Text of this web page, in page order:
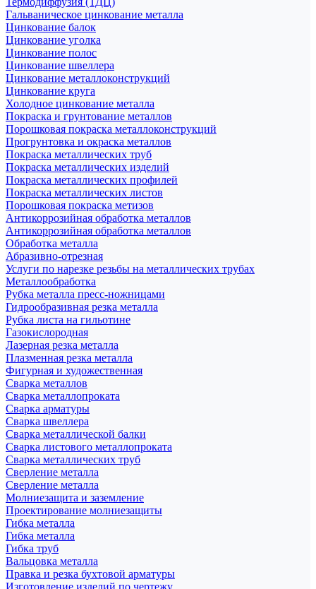
Гальваническое цинкование металла
Цинкование балок
Цинкование уголка
Цинкование полос
Цинкование швеллера
Цинкование металлоконструкций
Цинкование круга
Холодное цинкование металла
Покраска и грунтование металлов
Порошковая покраска металлоконструкций
Прогрунтовка и окраска металлов
Покраска металлических труб
Покраска металлических изделий
Покраска металлических профилей
Покраска металлических листов
Порошковая покраска метизов
Антикоррозийная обработка металлов
Антикоррозийная обработка металлов
Обработка металла
Абразивно-отрезная
Услуги по нарезке резьбы на металлических трубах
Металлообработка
Рубка металла пресс-ножницами
Гидрообразивная резка металла
Рубка листа на гильотине
Газокислородная
Лазерная резка металла
Плазменная резка металла
Фигурная и художественная
Сварка металлов
Сварка металлопроката
Сварка арматуры
Сварка швеллера
Сварка металлической балки
Сварка листового металлопроката
Сварка металлических труб
Сверление металла
Сверление металла
Молниезащита и заземление
Проектирование молниезащиты
Гибка металла
Гибка металла
Гибка труб
Вальцовка металла
Правка и резка бухтовой арматуры
Изготовление изделий по чертежу